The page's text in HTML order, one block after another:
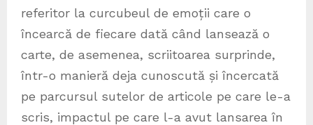
referitor la curcubeul de emoții care o
încearcă de fiecare dată când lansează o
carte, de asemenea, scriitoarea surprinde,
într-o manieră deja cunoscută și încercată
pe parcursul sutelor de articole pe care le-a
scris, impactul pe care l-a avut lansarea în